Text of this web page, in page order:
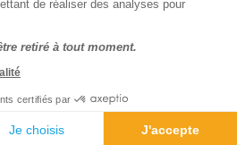
2018 - Tous droits réservés
Mentions légales
MMA 141 386 033
& création de site internet by Dedi
hebergement OVH
de réaliser des analyses pour
retiré à tout moment.
certifiés par
Je choisis J'accepte